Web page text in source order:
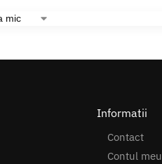
Informatii
Contact
Contul meu